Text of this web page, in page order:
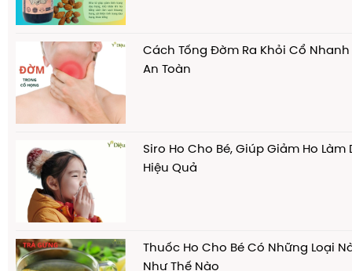
Cách Tống Đờm Ra Khỏi Cổ
An Toàn
Siro Ho Cho Bé, Giúp Giảm Ho Làm
Hiệu Quả
Thuốc Ho Cho Bé Có Những Loại
Như Thế Nào